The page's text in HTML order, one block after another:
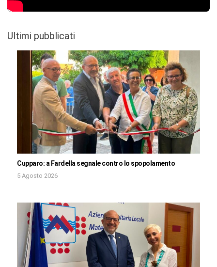
Ultimi pubblicati
Cupparo: a Fardella segnale contro lo spopolamento
5 Agosto 2026